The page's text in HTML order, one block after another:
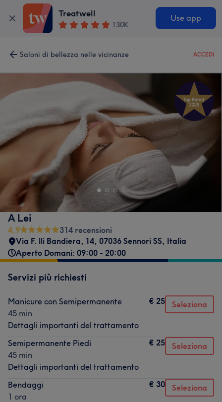
Treatwell
130K
Use app
Saloni di bellezza nelle vicinanze ACCEDI
A Lei
4,9
314 recensioni
Via F. lli Bandiera, 14, 07036 Sennori SS, Italia
Aperto Domani: 09:00 - 20:00
Servizi più richiesti
Manicure con Semipermanente
45 min
Dettagli importanti del trattamento
€ 25 Seleziona
Semipermanente Piedi
45 min
Dettagli importanti del trattamento
€ 25 Seleziona
Bendaggi
1 ora
€ 30 Seleziona